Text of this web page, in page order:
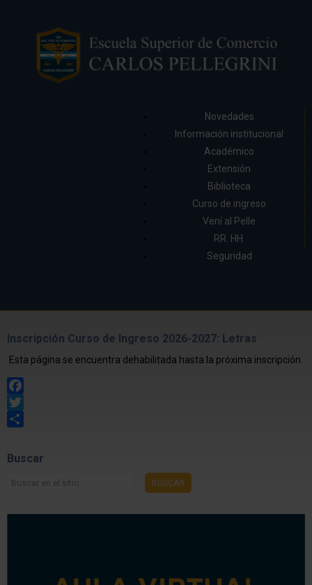
Novedades
Información institucional
Académico
Extensión
Biblioteca
Curso de ingreso
Vení al Pelle
RR. HH.
Seguridad
Inscripción Curso de Ingreso 2026-2027: Letras
Esta página se encuentra dehabilitada hasta la próxima inscripción.
Facebook
Twitter
Buscar
Buscar
BUSCAR